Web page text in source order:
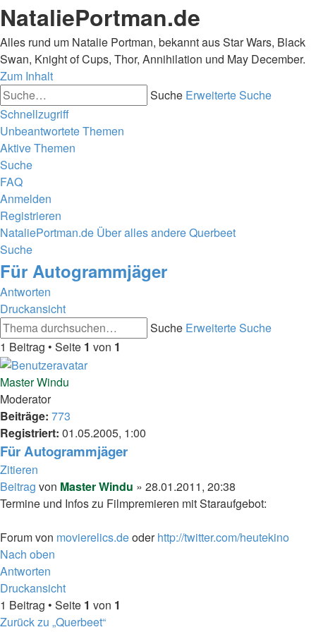
NataliePortman.de
Alles rund um Natalie Portman, bekannt aus Star Wars, Black
Swan, Knight of Cups, Thor, Annihilation und May December.
Zum Inhalt
Suche Erweiterte Suche
Schnellzugriff
Unbeantwortete Themen
Aktive Themen
Suche
FAQ
Anmelden
Registrieren
NataliePortman.de Über alles andereQuerbeet
Suche
Für Autogrammjäger
Antworten
Druckansicht
Suche Erweiterte Suche
1 Beitrag • Seite 1 von 1
Master Windu
Moderator
Beiträge: 773
Registriert: 01.05.2005, 1:00
Für Autogrammjäger
Zitieren
Beitrag von Master Windu » 28.01.2011, 20:38
Termine und Infos zu Filmpremieren mit Staraufgebot:
Forum von movierelics.deoderhttp://twitter.com/heutekino
Nach oben
Antworten
Druckansicht
1 Beitrag • Seite 1 von 1
Zurück zu „Querbeet“